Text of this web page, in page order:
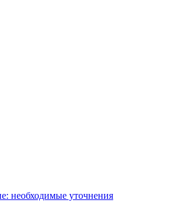
необходимые уточнения